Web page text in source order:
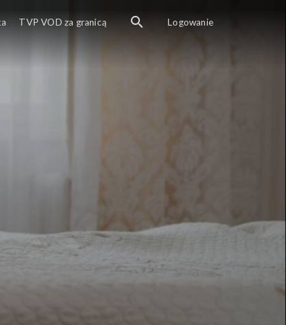
TVP VOD za granicą Logowanie